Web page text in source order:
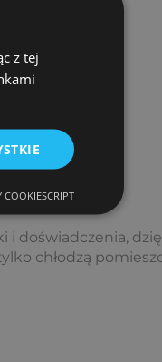
i doświadczenia,
chłodzą
z tej
COOKIESCRIPT